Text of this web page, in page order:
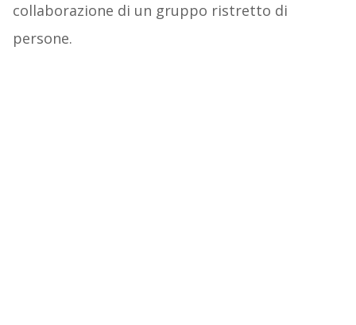
collaborazione di un gruppo ristretto di
persone.